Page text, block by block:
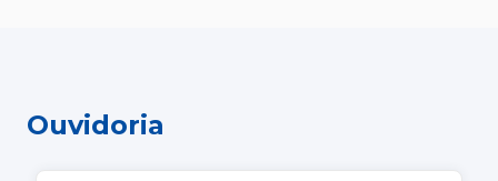
Ouvidoria